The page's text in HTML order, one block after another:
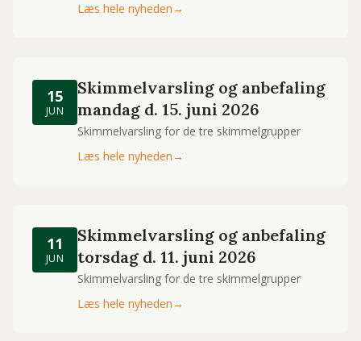
Læs hele nyheden→
15
JUN
Skimmelvarsling og anbefaling
mandag d. 15. juni 2026
Skimmelvarsling for de tre skimmelgrupper
Læs hele nyheden→
11
JUN
Skimmelvarsling og anbefaling
torsdag d. 11. juni 2026
Skimmelvarsling for de tre skimmelgrupper
Læs hele nyheden→